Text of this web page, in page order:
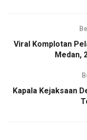
Viral Komplotan
Medan,
Kapala Kejaksaan